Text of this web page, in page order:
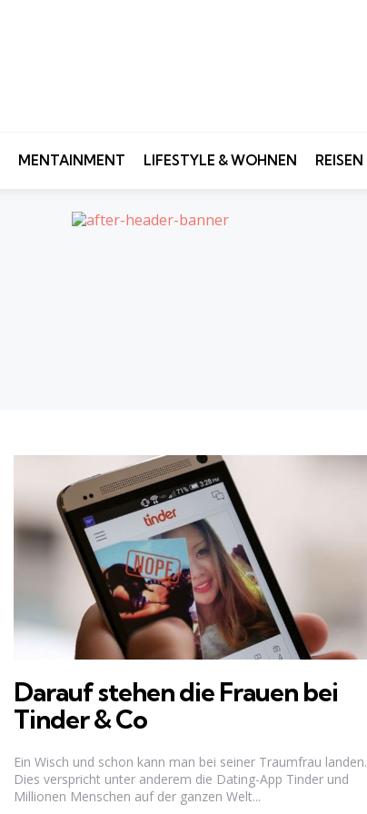
MENTAINMENT LIFESTYLE & WOHNEN REISEN
Darauf stehen die Frauen bei
Tinder & Co
Ein Wisch und schon kann man bei seiner Traumfrau landen.
Dies verspricht unter anderem die Dating-App Tinder und
Millionen Menschen auf der ganzen Welt...